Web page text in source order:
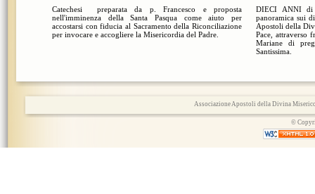
Catechesi preparata da p. Francesco e proposta
nell'imminenza della Santa Pasqua come aiuto per
accostarsi con fiducia al Sacramento della Riconciliazione
per invocare e accogliere la Misericordia del Padre.
DIECI ANNI
panoramica sui
Apostoli della
Pace, attraverso
Mariane di
Santissima.
Associazione Apostoli della Divina
©